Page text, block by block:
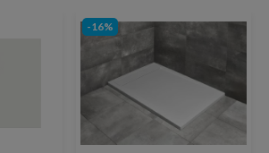
-16%